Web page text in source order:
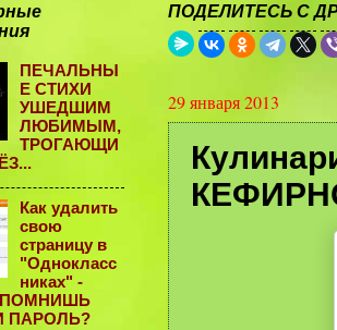
ПОДЕЛИТЕСЬ С
29 января 2013
ПЕЧАЛЬНЫ
Е СТИХИ
УШЕДШИМ
ЛЮБИМЫМ,
ТРОГАЮЩИ
Как удалить
свою
страницу в
"Однокласс
никах" -
ПОМНИШЬ
ПАРОЛЬ?